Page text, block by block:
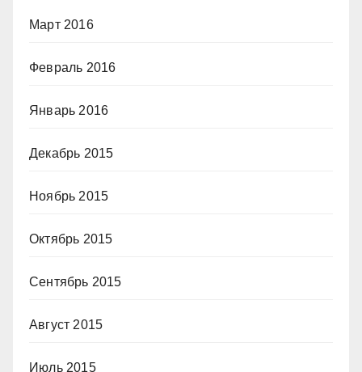
Март 2016
Февраль 2016
Январь 2016
Декабрь 2015
Ноябрь 2015
Октябрь 2015
Сентябрь 2015
Август 2015
Июль 2015